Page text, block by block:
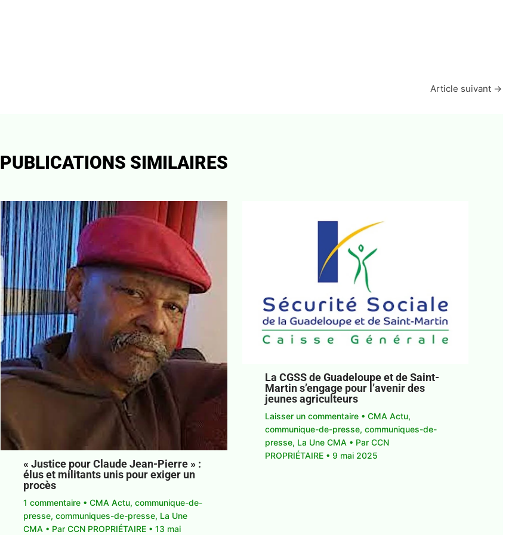
Article suivant →
PUBLICATIONS SIMILAIRES
« Justice pour Claude Jean-Pierre » :
élus et militants unis pour exiger un
procès
1 commentaire •CMA Actu,communique-de-
presse,communiques-de-presse, La Une
CMA • ParCCN PROPRIÉTAIRE •13 mai
La CGSS de Guadeloupe et de Saint-
Martin s’engage pour l’avenir des
jeunes agriculteurs
Laisser un commentaire • CMA Actu,
communique-de-presse, communiques-de-
presse, La Une CMA • Par CCN
PROPRIÉTAIRE • 9 mai 2025